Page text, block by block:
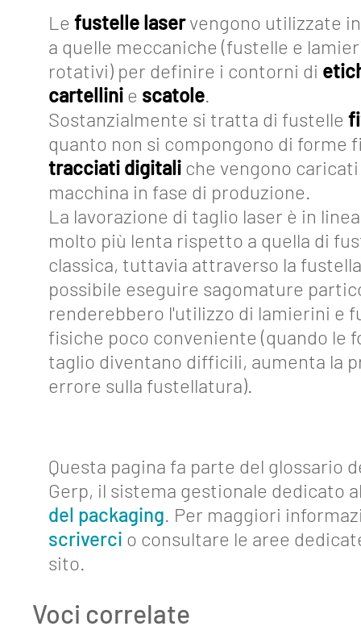
Collegamenti
Industria
4.0
Eventi
Glossario
Blog
Lavora
con
noi
Mediakit
Contatti
Le fustelle laservengono utilizzate
a quelle meccaniche (fustelle e
rotativi) per definire i contorni di
cartellini e scatole.
Sostanzialmente si tratta di fustelle
quanto non si compongono di forme
tracciati digitali che vengono caricati
macchina in fase di produzione.
La lavorazione di taglio laser è in
molto più lenta rispetto a quella di
classica, tuttavia attraverso la
possibile eseguire sagomature
renderebbero l'utilizzo di lamierini e
fisiche poco conveniente (quando le
taglio diventano difficili, aumenta la
errore sulla fustellatura).
Questa pagina fa parte del glossario
Gerp, il sistema gestionale dedicato
del packaging. Per maggiori
scriverci o consultare le aree
sito.
Voci correlate